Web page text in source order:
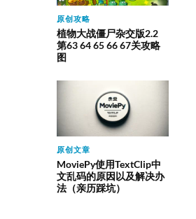
原创攻略
植物大战僵尸杂交版2.2
第63 64 65 66 67关攻略
图
原创文章
MoviePy使用TextClip中
文乱码的原因以及解决办
法（亲历踩坑）